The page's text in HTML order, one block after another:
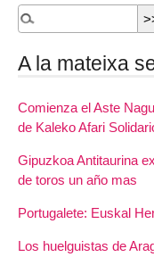
A la mateixa
Comienza el Aste
de Kaleko Afari
Gipuzkoa Antitaurina
de toros un año mas
Portugalete: Euskal
Los huelguistas de